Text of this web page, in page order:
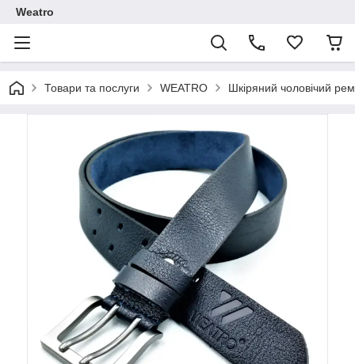
Weatro
Товари та послуги WEATRO Шкіряний чоловічий